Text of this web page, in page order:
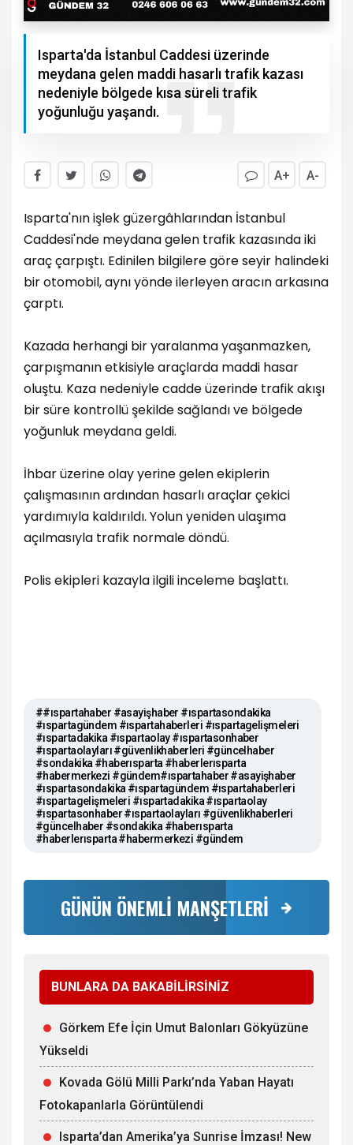
Isparta'da İstanbul Caddesi üzerinde
meydana gelen maddi hasarlı trafik kazası
nedeniyle bölgede kısa süreli trafik
yoğunluğu yaşandı.
A+ A-
Isparta'nın işlek güzergâhlarından İstanbul
Caddesi'nde meydana gelen trafik kazasında iki
araç çarpıştı. Edinilen bilgilere göre seyir halindeki
bir otomobil, aynı yönde ilerleyen aracın arkasına
çarptı.
Kazada herhangi bir yaralanma yaşanmazken,
çarpışmanın etkisiyle araçlarda maddi hasar
oluştu. Kaza nedeniyle cadde üzerinde trafik akışı
bir süre kontrollü şekilde sağlandı ve bölgede
yoğunluk meydana geldi.
İhbar üzerine olay yerine gelen ekiplerin
çalışmasının ardından hasarlı araçlar çekici
yardımıyla kaldırıldı. Yolun yeniden ulaşıma
açılmasıyla trafik normale döndü.
Polis ekipleri kazayla ilgili inceleme başlattı.
##ıspartahaber #asayişhaber #ıspartasondakika
#ıspartagündem #ıspartahaberleri #ıspartagelişmeleri
#ıspartadakika #ıspartaolay #ıspartasonhaber
#ıspartaolayları #güvenlikhaberleri #güncelhaber
#sondakika #haberısparta #haberlerısparta
#habermerkezi #gündem#ıspartahaber #asayişhaber
#ıspartasondakika #ıspartagündem #ıspartahaberleri
#ıspartagelişmeleri #ıspartadakika #ıspartaolay
#ıspartasonhaber #ıspartaolayları #güvenlikhaberleri
#güncelhaber #sondakika #haberısparta
#haberlerısparta #habermerkezi #gündem
GÜNÜN ÖNEMLİ MANŞETLERİ
BUNLARA DA BAKABİLİRSİNİZ
Görkem Efe İçin Umut Balonları Gökyüzüne
Yükseldi
Kovada Gölü Milli Parkı’nda Yaban Hayatı
Fotokapanlarla Görüntülendi
Isparta’dan Amerika’ya Sunrise İmzası! New